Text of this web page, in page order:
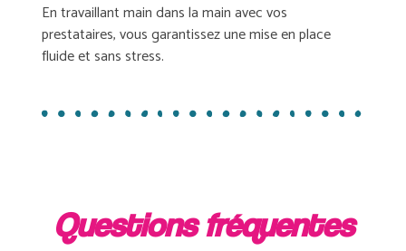
En travaillant main dans la main avec vos
prestataires, vous garantissez une mise en place
fluide et sans stress.
Questions fréquentes